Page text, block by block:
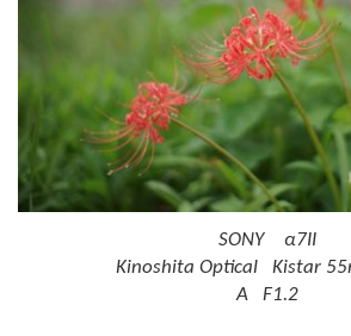
SONY α7II
Kinoshita Optical Kistar
A F1.2